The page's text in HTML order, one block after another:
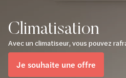
Climatisation
Avec un climatiseur, vous pouvez
Je souhaite une offre